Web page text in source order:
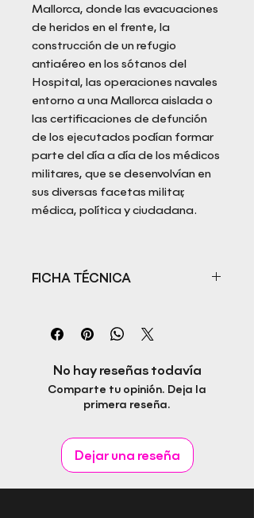
Mallorca, donde las evacuaciones
de heridos en el frente, la
construcción de un refugio
antiaéreo en los sótanos del
Hospital, las operaciones navales
entorno a una Mallorca aislada o
las certificaciones de defunción
de los ejecutados podían formar
parte del día a día de los médicos
militares, que se desenvolvían en
sus diversas facetas militar,
médica, política y ciudadana.
FICHA TÉCNICA
Autor: Gabriel Alou Forner
Fecha de publicación:
Editorial: Rapitbook S.L.
Género:
No hay reseñas todavía
Comparte tu opinión. Deja la
primera reseña.
Dejar una reseña